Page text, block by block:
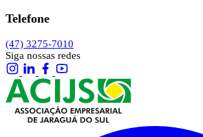
Telefone
(47) 3275-7010
Siga nossas redes